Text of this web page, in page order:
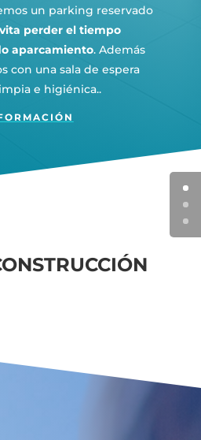
un parking reservado
perder el tiempo
aparcamiento. Además
con una sala de espera
e higiénica..